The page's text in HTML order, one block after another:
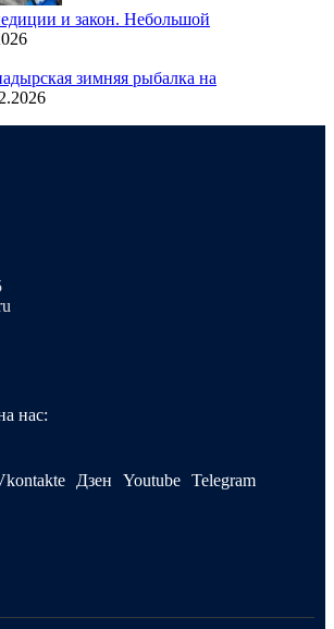
и закон. Небольшой
зимняя рыбалка на
нас:
Дзен Youtube Telegram